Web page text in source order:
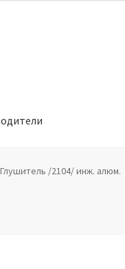
обработки
Глушитель /2104/ инж. алюм.